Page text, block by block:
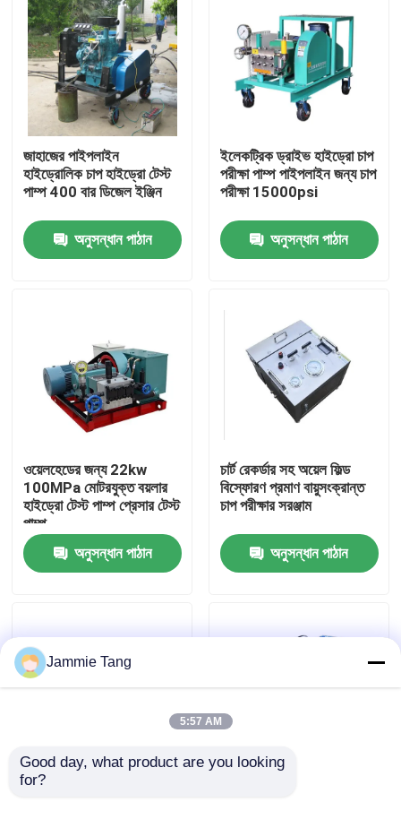
পণ্য
আমাদের সম্বন্ধে
কারখানা পরিদর্শন
গুণমান নিয়ন্ত্রণ
খবর
শিল্প উচ্চ চাপ ওয়াশার
জাহাজের পাইপলাইন
হাইড্রোলিক চাপ হাইড্রো টেস্ট
পাম্প 400 বার ডিজেল ইঞ্জিন
অনুসন্ধান পাঠান
ইলেকট্রিক ড্রাইভ হাইড্রো চাপ
পরীক্ষা পাম্প পাইপলাইন জন্য চাপ
পরীক্ষা 15000psi
অনুসন্ধান পাঠান
ওয়েলহেডের জন্য 22kw
100MPa মোটরযুক্ত বয়লার
হাইড্রো টেস্ট পাম্প প্রেসার টেস্ট
পাম্প
অনুসন্ধান পাঠান
চার্ট রেকর্ডার সহ অয়েল ফিল্ড
বিস্ফোরণ প্রমাণ বায়ুসংক্রান্ত
চাপ পরীক্ষার সরঞ্জাম
অনুসন্ধান পাঠান
হাইড্রোস্ট্যাটিক টেস্ট ইউনিট
Jammie Tang
5:57 AM
Good day, what product are you looking
for?